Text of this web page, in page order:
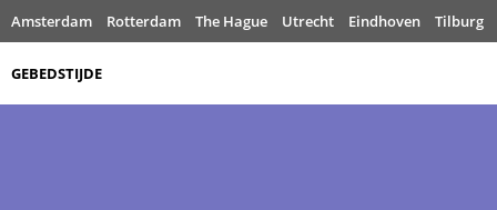
Amsterdam Rotterdam The Hague Utrecht Eindhoven Tilburg
GEBEDSTIJDE